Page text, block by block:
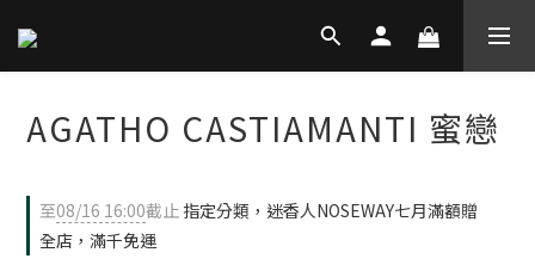
AGATHO CASTIAMANTI 蜜戀
至08/16 16:00截止 指定分類，迷香人NOSEWAY七月滿額贈
全店，滿千免運